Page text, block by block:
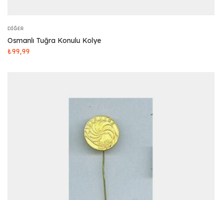
DIĞER
Osmanlı Tuğra Konulu Kolye
₺99,99